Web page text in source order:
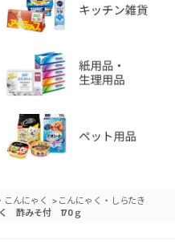
こんにゃく > こんにゃく・しらたき
酢みそ付 170ｇ